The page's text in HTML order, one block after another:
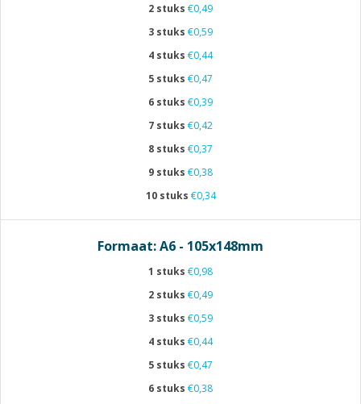
2 stuks €0,49
3 stuks €0,59
4 stuks €0,44
5 stuks €0,47
6 stuks €0,39
7 stuks €0,42
8 stuks €0,37
9 stuks €0,38
10 stuks €0,34
Formaat: A6 - 105x148mm
1 stuks €0,98
2 stuks €0,49
3 stuks €0,59
4 stuks €0,44
5 stuks €0,47
6 stuks €0,38